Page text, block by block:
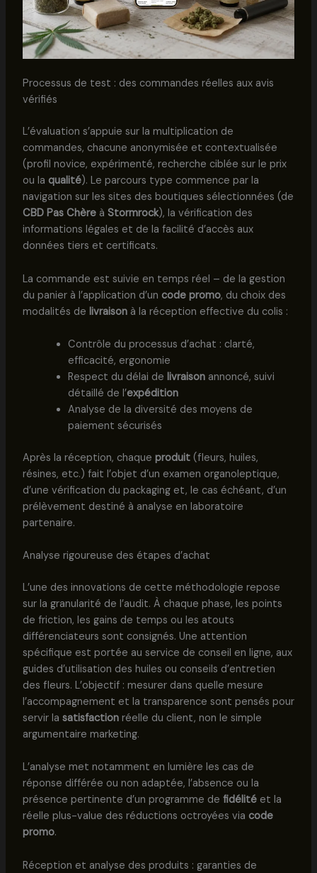
Processus de test : des commandes réelles aux avis
vérifiés
L’évaluation s’appuie sur la multiplication de
commandes, chacune anonymisée et contextualisée
(profil novice, expérimenté, recherche ciblée sur le prix
ou la qualité). Le parcours type commence par la
navigation sur les sites des boutiques sélectionnées (de
CBD Pas Chèreà Stormrock), la vérification des
informations légales et de la facilité d’accès aux
données tiers et certificats.
La commande est suivie en temps réel – de la gestion
du panier à l’application d’un code promo, du choix des
modalités de livraisonà la réception effective du colis :
Contrôle du processus d’achat : clarté,
efficacité, ergonomie
Respect du délai de livraisonannoncé, suivi
détaillé de l’expédition
Analyse de la diversité des moyens de
paiement sécurisés
Après la réception, chaque produit(fleurs, huiles,
résines, etc.) fait l’objet d’un examen organoleptique,
d’une vérification du packaging et, le cas échéant, d’un
prélèvement destiné à analyse en laboratoire
partenaire.
Analyse rigoureuse des étapes d’achat
L’une des innovations de cette méthodologie repose
sur la granularité de l’audit. À chaque phase, les points
de friction, les gains de temps ou les atouts
différenciateurs sont consignés. Une attention
spécifique est portée au service de conseil en ligne, aux
guides d’utilisation des huiles ou conseils d’entretien
des fleurs. L’objectif : mesurer dans quelle mesure
l’accompagnement et la transparence sont pensés pour
servir la satisfactionréelle du client, non le simple
argumentaire marketing.
L’analyse met notamment en lumière les cas de
réponse différée ou non adaptée, l’absence ou la
présence pertinente d’un programme de fidélitéet la
réelle plus-value des réductions octroyées via code
promo.
Réception et analyse des produits : garanties de